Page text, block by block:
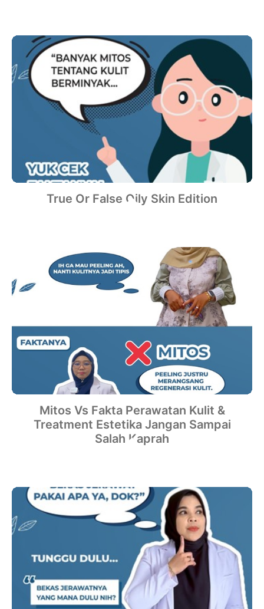
True Or False Oily Skin Edition
Mitos Vs Fakta Perawatan Kulit &
Treatment Estetika Jangan Sampai
Salah Kaprah